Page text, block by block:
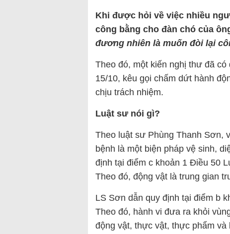
Khi được hỏi về việc nhiều
công bằng cho đàn chó của
đương nhiên là muốn đòi lại
Theo đó, một kiến nghị thư đã
15/10, kêu gọi chấm dứt hành
chịu trách nhiệm.
Luật sư nói gì?
Theo luật sư Phùng Thanh Sơn,
bệnh là một biện pháp vệ sinh,
định tại điểm c khoản 1 Điều 50
Theo đó, động vật là trung gian
LS Sơn dẫn quy định tại điểm b
Theo đó, hành vi đưa ra khỏi
động vật, thực vật, thực phẩm và